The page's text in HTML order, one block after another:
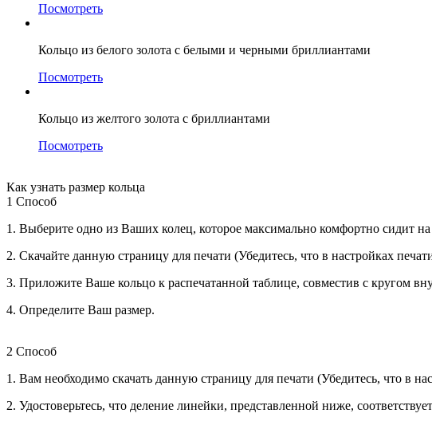
Посмотреть
Кольцо из белого золота с белыми и черными бриллиантами
Посмотреть
Кольцо из желтого золота с бриллиантами
Посмотреть
Как узнать размер кольца
1 Способ
1. Выберите одно из Ваших колец, которое максимально комфортно сидит
2. Скачайте данную страницу для печати (Убедитесь, что в настройках
3. Приложите Ваше кольцо к распечатанной таблице, совместив с кругом
4. Определите Ваш размер.
2 Способ
1. Вам необходимо скачать данную страницу для печати (Убедитесь, что в
2. Удостоверьтесь, что деление линейки, представленной ниже,